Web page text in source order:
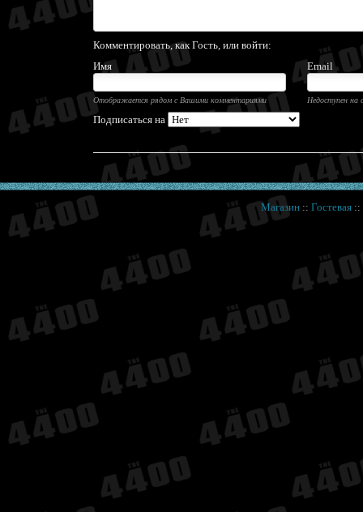
Комментировать, как Гость, или войти:
Имя
Email
Отображается рядом с Вашими комментариями Недоступен на
Подписаться на
Магазин ::Гостевая ::